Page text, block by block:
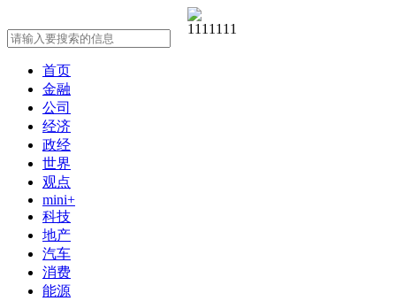
首页
金融
公司
经济
政经
世界
观点
mini+
科技
地产
汽车
消费
能源